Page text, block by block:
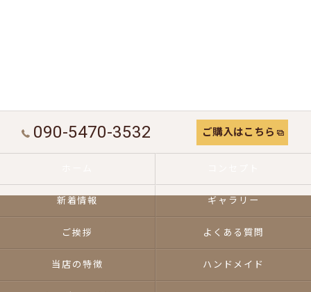
090-5470-3532 ご購入はこちら
新着情報 ギャラリー
ご挨拶 よくある質問
当店の特徴 ハンドメイド